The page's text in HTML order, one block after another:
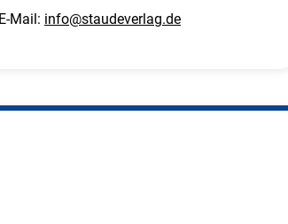
E-Mail: info@staudeverlag.de